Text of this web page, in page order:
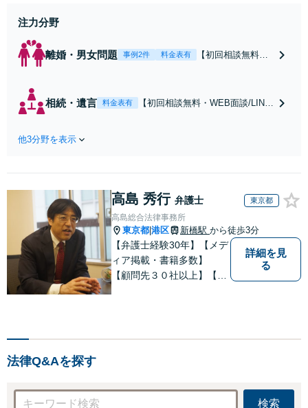
注力分野
離婚・男女問題 事例2件 料金表有
【初回相談無料・
倫の早期解決】
事務所でオーダー
メイドの「後悔し
間休日対応】
相続・遺言 料金表有
【初回相談無料・WEB面談/LINE
産分割協議の代理や遺言書の作
【地域密着】
他3分野を表示
高島 秀行 弁護士 東京都
高島総合法律事務所
東京都 港区 新橋駅 から徒歩3分
【弁護士経験30年】【メデ
ィア掲載・書籍多数】
【顧問先３０社以上】【相
詳細を見
る
法律Q&Aを探す
検索